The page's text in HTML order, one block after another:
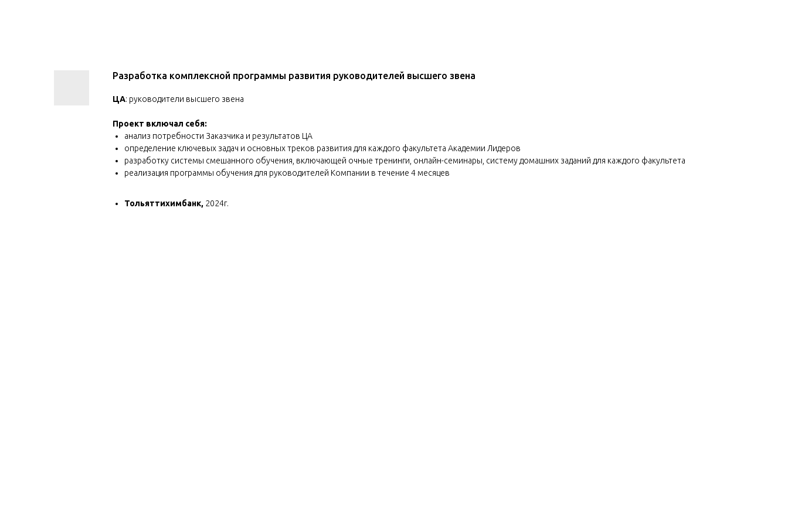
Разработка комплексной программы развития руководителей высшего звена
ЦА: руководители высшего звена
Проект включал себя:
анализ потребности Заказчика и результатов ЦА
определение ключевых задач и основных треков развития для каждого факультета Академии Лидеров
разработку системы смешанного обучения, включающей очные тренинги, онлайн-семинары, систему домашних заданий для каждого факультета
реализация программы обучения для руководителей Компании в течение 4 месяцев
Тольяттихимбанк, 2024г.